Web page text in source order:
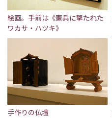
絵画。手前は《憲兵に撃たれた
ワカサ・ハツキ》
手作りの仏壇